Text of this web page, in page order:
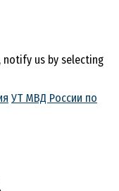
notify us by selecting
УТ МВД России по